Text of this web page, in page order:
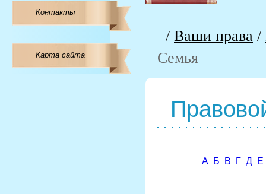
Контакты
Карта сайта
/ Ваши права /
Семья
А Б В Г Д Е